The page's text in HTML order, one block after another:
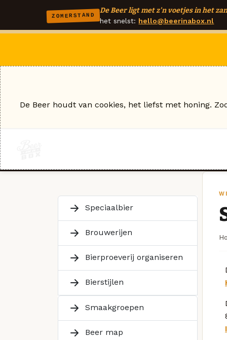
ZOMERSTAND
De Beer ligt met z'n voetjes in het
het snelst: hello@beerinabox.nl
Speciaalbier
Brouwerijen
Bierproeverij organiseren
Bierstijlen
Smaakgroepen
Beer map
De Beer houdt van cookies, het liefst met honing.